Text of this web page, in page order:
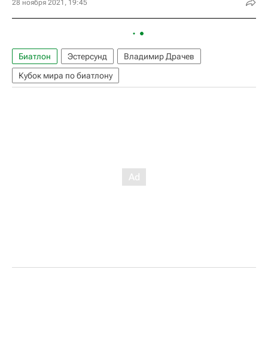
28 ноября 2021, 19:45
Биатлон Эстерсунд
Владимир Драчев
Кубок мира по биатлону